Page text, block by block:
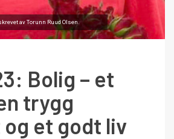
av Torunn Ruud Olsen.
Bolig – et
trygg
et godt liv